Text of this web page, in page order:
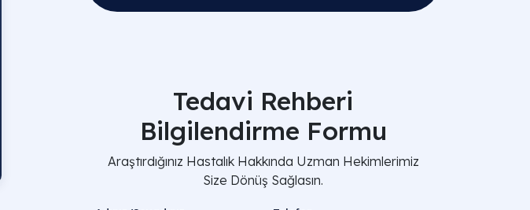
Tedavi Rehberi
Bilgilendirme Formu
Araştırdığınız Hastalık Hakkında Uzman Hekimlerimiz
Size Dönüş Sağlasın.